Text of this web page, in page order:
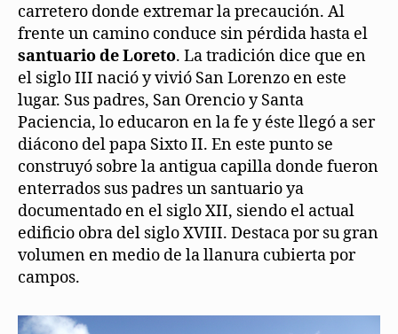
carretero donde extremar la precaución. Al
frente un camino conduce sin pérdida hasta el
santuario de Loreto. La tradición dice que en
el siglo III nació y vivió San Lorenzo en este
lugar. Sus padres, San Orencio y Santa
Paciencia, lo educaron en la fe y éste llegó a ser
diácono del papa Sixto II. En este punto se
construyó sobre la antigua capilla donde fueron
enterrados sus padres un santuario ya
documentado en el siglo XII, siendo el actual
edificio obra del siglo XVIII. Destaca por su gran
volumen en medio de la llanura cubierta por
campos.